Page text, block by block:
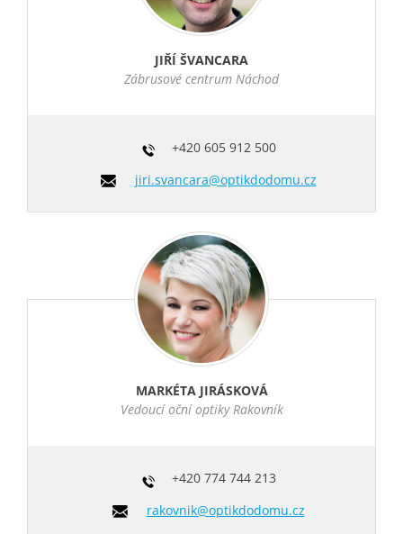
JIŘÍ ŠVANCARA
Zábrusové centrum Náchod
+420 605 912 500
jiri.svancara@optikdodomu.cz
MARKÉTA JIRÁSKOVÁ
Vedoucí oční optiky Rakovník
+420 774 744 213
rakovnik@optikdodomu.cz